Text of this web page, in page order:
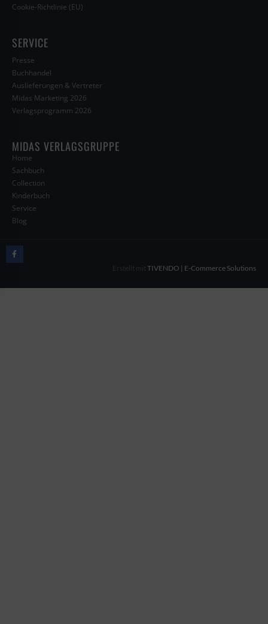
Cookie-Richtlinie (EU)
SERVICE
Presse
Buchhandel
Auslieferungen & Vertreter
Midas Marketing 2026
Verlagsprogramm 2026
MIDAS VERLAGSGRUPPE
Home
Sachbuch
Collection
Kinderbuch
Service
Blog
TIVENDO | E-Commerce Solutions